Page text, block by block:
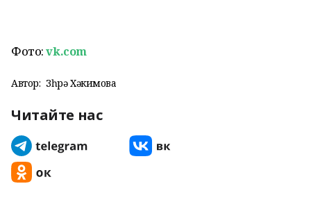
Фото:vk.com
Автор: Зөһрә Хәкимова
Читайте нас